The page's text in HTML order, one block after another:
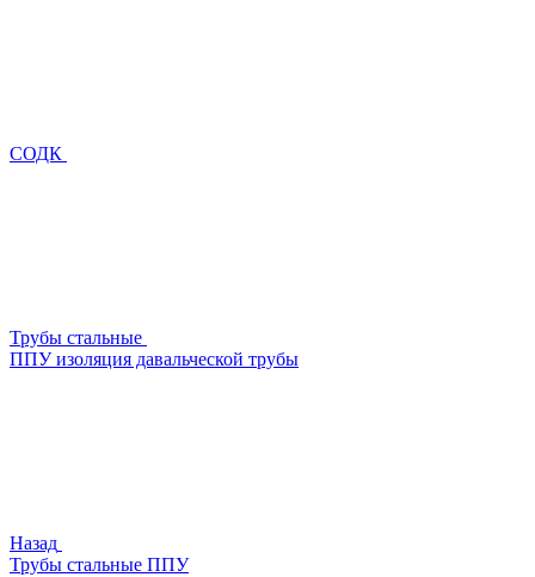
СОДК
Трубы стальные
ППУ изоляция давальческой трубы
Назад
Трубы стальные ППУ